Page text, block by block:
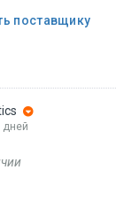
поставщику
дней